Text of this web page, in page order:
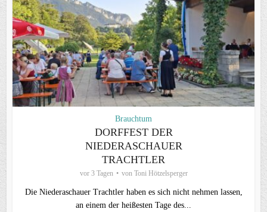
Brauchtum
DORFFEST DER
NIEDERASCHAUER
TRACHTLER
vor 3 Tagen von Toni Hötzelsperger
Die Niederaschauer Trachtler haben es sich nicht nehmen lassen,
an einem der heißesten Tage des...